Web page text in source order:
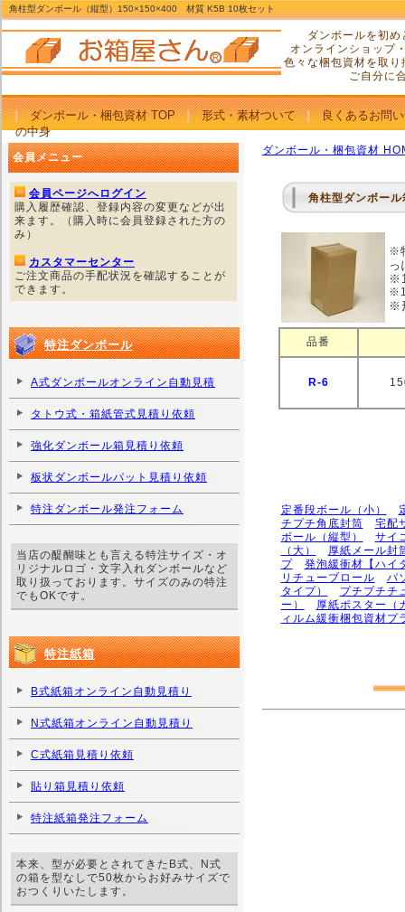
角柱型ダンボール（縦型）150×150×400 材質 K5B 10枚セット
ダンボールを初
オンラインショップ
色々な梱包資材を取
ご自分に
ダンボール・梱包資材 TOP 形式・素材ついて
良くあるお問
の中身
ダンボール・梱包資材
角柱型ダンボー
※
※
品番
R-6
定番段ボール（小）
チプチ角底封筒
宅配
ボール（縦型）
サイ
（大）
厚紙メール封
プ
発泡緩衝材【ハイ
リチューブロール
パ
タイプ）
プチプチチ
ー）
厚紙ポスター（
ィルム緩衝梱包資材プ
会員メニュー
会員ページへログイン
購入履歴確認、登録内容の変更などが出
来ます。（購入時に会員登録された方の
み）
カスタマーセンター
ご注文商品の手配状況を確認することが
できます。
特注ダンボール
A式ダンボールオンライン自動見積
タトウ式・箱紙管式見積り依頼
強化ダンボール箱見積り依頼
板状ダンボールパット見積り依頼
特注ダンボール発注フォーム
当店の醍醐味とも言える特注サイズ・オ
リジナルロゴ・文字入れダンボールなど
取り扱っております。サイズのみの特注
でもOKです。
特注紙箱
B式紙箱オンライン自動見積り
N式紙箱オンライン自動見積り
C式紙箱見積り依頼
貼り箱見積り依頼
特注紙箱発注フォーム
本来、型が必要とされてきたB式、N式
の箱を型なしで50枚からお好みサイズで
おつくりいたします。